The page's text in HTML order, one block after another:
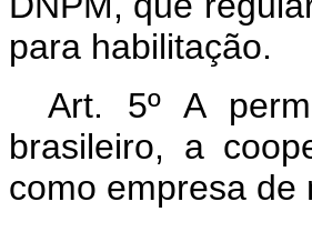
para habilitação.
Art. 5º A
brasileiro, a
como empresa de